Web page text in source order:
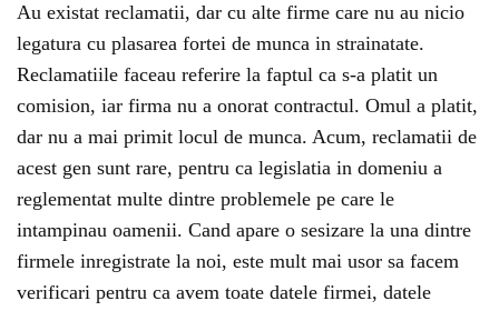
Au existat reclamatii, dar cu alte firme care nu au nicio
legatura cu plasarea fortei de munca in strainatate.
Reclamatiile faceau referire la faptul ca s-a platit un
comision, iar firma nu a onorat contractul. Omul a platit,
dar nu a mai primit locul de munca. Acum, reclamatii de
acest gen sunt rare, pentru ca legislatia in domeniu a
reglementat multe dintre problemele pe care le
intampinau oamenii. Cand apare o sesizare la una dintre
firmele inregistrate la noi, este mult mai usor sa facem
verificari pentru ca avem toate datele firmei, datele